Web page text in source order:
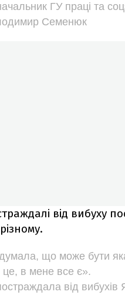
ГУ праці та
Семенюк
від вибуху
що може бути
це, в мене все є».
від вибухів